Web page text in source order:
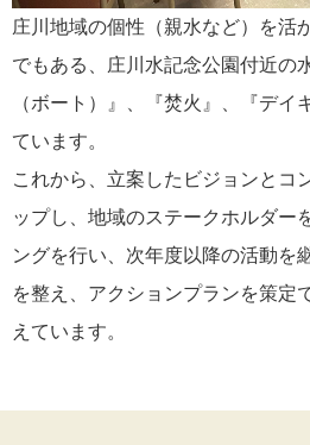
庄川地域の個性（親水など）を活
でもある、庄川水記念公園付近の
（ボート）』、『焚火』、『デイ
ています。
これから、立案したビジョンとコ
ップし、地域のステークホルダー
ングを行い、次年度以降の活動を
を整え、アクションプランを策定
えています。